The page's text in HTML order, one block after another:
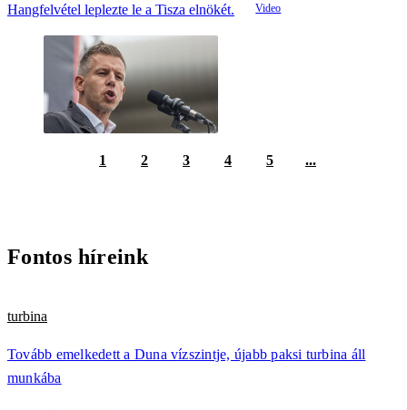
Hangfelvétel leplezte le a Tisza elnökét.
1 2 3 4 5 ...
Fontos híreink
turbina
Tovább emelkedett a Duna vízszintje, újabb paksi turbina áll
munkába